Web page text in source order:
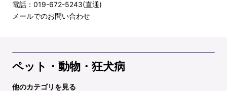
電話：019-672-5243(直通)
メールでのお問い合わせ
ペット・動物・狂犬病
他のカテゴリを見る